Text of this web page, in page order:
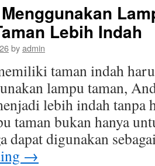
Lebih Indah
byadmin
taman indah
lampu taman,
lebih indah tanpa
taman bukan hanya
dapat digunakan
→